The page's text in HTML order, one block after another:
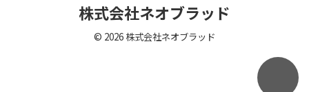
株式会社ネオブラッド
© 2026 株式会社ネオブラッド